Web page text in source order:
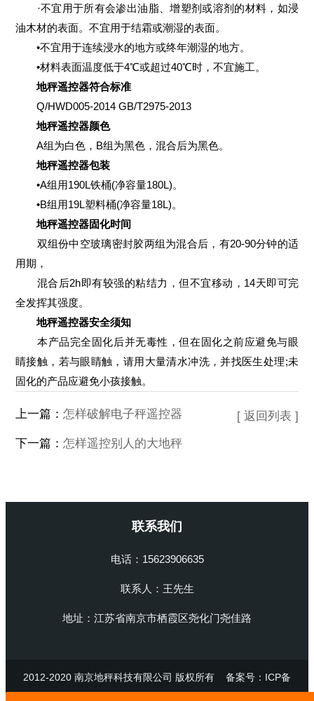
·不宜用于所有会渗出油脂、增塑剂或溶剂的材料，如浸
油木材的表面。不宜用于结霜或潮湿的表面。
•不宜用于连续浸水的地方或终年潮湿的地方。
•材料表面温度低于4℃或超过40℃时，不宜施工。
地秤遥控器符合标准
Q/HWD005-2014 GB/T2975-2013
地秤遥控器颜色
A组为白色，B组为黑色，混合后为黑色。
地秤遥控器包装
•A组用190L铁桶(净容量180L)。
•B组用19L塑料桶(净容量18L)。
地秤遥控器固化时间
双组份中空玻璃密封胶两组为混合后，有20-90分钟的适
用期，
混合后2h即有较强的粘结力，但不宜移动，14天即可完
全发挥其强度。
地秤遥控器安全须知
本产品完全固化后并无毒性，但在固化之前应避免与眼
睛接触，若与眼睛触，请用大量清水冲洗，并找医生处理;未
固化的产品应避免小孩接触。
上一篇： 怎样破解电子秤遥控器
下一篇： 怎样遥控别人的大地秤
[ 返回列表 ]
联系我们
电话：15623906635
联系人：王先生
地址：江苏省南京市栖霞区尧化门尧佳路
2012-2020 南京地秤科技有限公司 版权所有 备案号：ICP备